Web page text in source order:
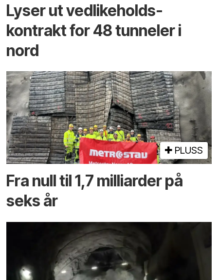
Lyser ut vedlikeholds­
kontrakt for 48 tunneler i
nord
PLUSS
Fra null til 1,7 milliarder på
seks år